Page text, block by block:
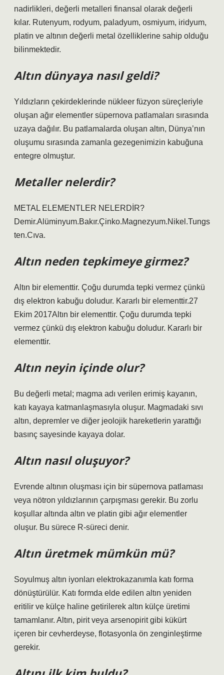
nadirlikleri, değerli metalleri finansal olarak değerli
kılar. Rutenyum, rodyum, paladyum, osmiyum, iridyum,
platin ve altının değerli metal özelliklerine sahip olduğu
bilinmektedir.
Altın dünyaya nasıl geldi?
Yıldızların çekirdeklerinde nükleer füzyon süreçleriyle
oluşan ağır elementler süpernova patlamaları sırasında
uzaya dağılır. Bu patlamalarda oluşan altın, Dünya’nın
oluşumu sırasında zamanla gezegenimizin kabuğuna
entegre olmuştur.
Metaller nelerdir?
METAL ELEMENTLER NELERDİR?
Demir.Alüminyum.Bakır.Çinko.Magnezyum.Nikel.Tungs
ten.Cıva.
Altın neden tepkimeye girmez?
Altın bir elementtir. Çoğu durumda tepki vermez çünkü
dış elektron kabuğu doludur. Kararlı bir elementtir.27
Ekim 2017Altın bir elementtir. Çoğu durumda tepki
vermez çünkü dış elektron kabuğu doludur. Kararlı bir
elementtir.
Altın neyin içinde olur?
Bu değerli metal; magma adı verilen erimiş kayanın,
katı kayaya katmanlaşmasıyla oluşur. Magmadaki sıvı
altın, depremler ve diğer jeolojik hareketlerin yarattığı
basınç sayesinde kayaya dolar.
Altın nasıl oluşuyor?
Evrende altının oluşması için bir süpernova patlaması
veya nötron yıldızlarının çarpışması gerekir. Bu zorlu
koşullar altında altın ve platin gibi ağır elementler
oluşur. Bu sürece R-süreci denir.
Altın üretmek mümkün mü?
Soyulmuş altın iyonları elektrokazanımla katı forma
dönüştürülür. Katı formda elde edilen altın yeniden
eritilir ve külçe haline getirilerek altın külçe üretimi
tamamlanır. Altın, pirit veya arsenopirit gibi kükürt
içeren bir cevherdeyse, flotasyonla ön zenginleştirme
gerekir.